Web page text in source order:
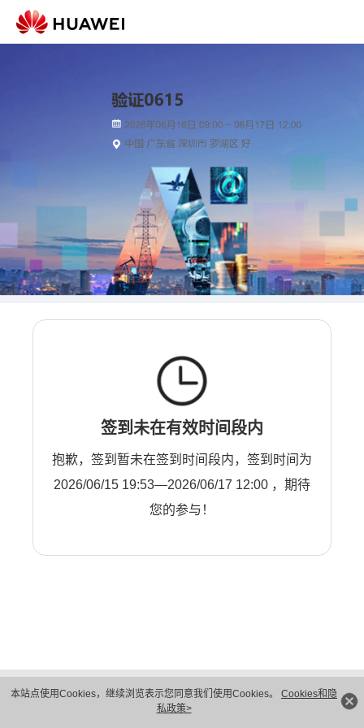
本站点使用Cookies，继续浏览表示您同意我们使用Cookies。 Cookies和隐
私政策>
签到未在有效时间段内
抱歉，签到暂未在签到时间段内，签到时间为
2026/06/15 19:53—2026/06/17 12:00 ，期待
您的参与！
隐私保护
法律声明